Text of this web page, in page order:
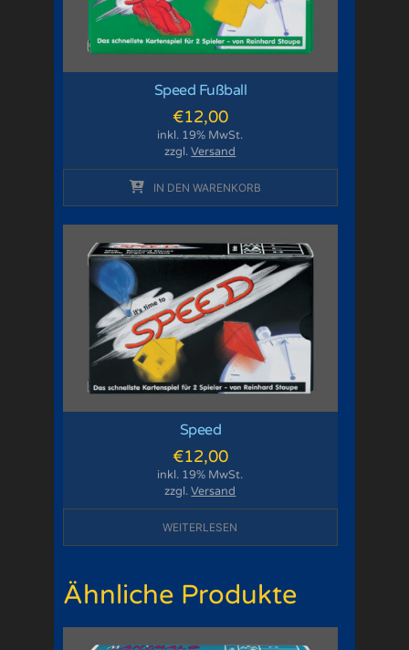
Speed Fußball
€12,00
inkl. 19% MwSt.
zzgl.Versand
IN DEN WARENKORB
Speed
€12,00
inkl. 19% MwSt.
zzgl.Versand
WEITERLESEN
Ähnliche Produkte